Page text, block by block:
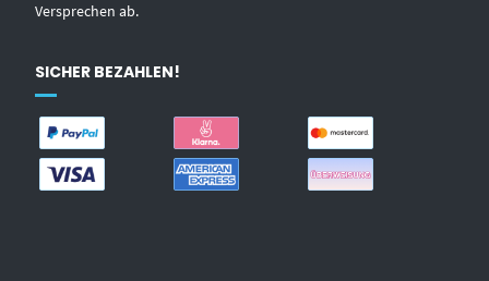
Versprechen ab.
SICHER BEZAHLEN!